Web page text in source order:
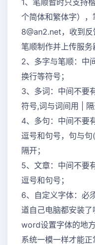
1、笔顺暂时只支持
个简体和繁体字）
8@an2.net，收到
笔顺制作并上传服务
2、多字与笔顺：中
换行等符号；
3、多词：中间不要
符号,词与词间用 | 隔
4、多句：中间不要
逗号和句号，句与句
隔开；
5、文章：中间不要
逗号和句号；
6、自定义字体：必
道自己电脑都安装
word设置字体的地
系统一模一样才能正